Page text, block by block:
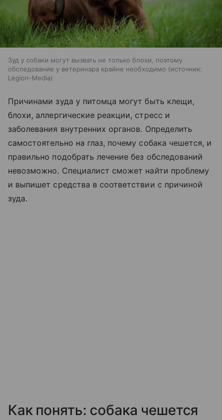
Зуд у собаки могут вызвать не только блохи, поэтому
обследование у ветеринара крайне необходимо
источник:
Legion-Media
Причинами зуда у питомца могут быть клещи,
блохи, аллергические реакции, стресс и
заболевания внутренних органов. Определить
самостоятельно на глаз, почему собака чешется, и
правильно подобрать лечение без обследований
невозможно. Специалист сможет найти проблему
и выпишет средства в соответствии с причиной
зуда.
Как понять: собака чешется